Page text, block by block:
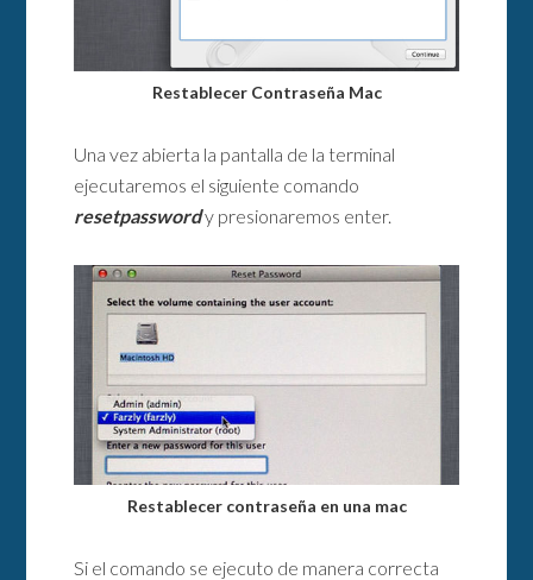
Restablecer Contraseña Mac
Una vez abierta la pantalla de la terminal
ejecutaremos el siguiente comando
resetpasswordy presionaremos enter.
Restablecer contraseña en una mac
Si el comando se ejecuto de manera correcta